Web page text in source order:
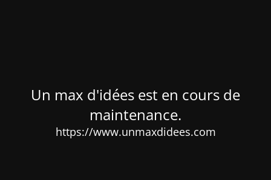
Un max d'idées est en cours de
maintenance.
https://www.unmaxdidees.com